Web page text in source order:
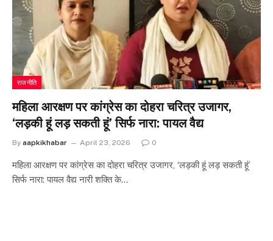
राजनीति
महिला आरक्षण पर कांग्रेस का दोहरा चरित्र उजागर,
‘लड़की हूं लड़ सकती हूं’ सिर्फ नारा: पायल वैद्य
By aapkikhabar April 23, 2026 0
महिला आरक्षण पर कांग्रेस का दोहरा चरित्र उजागर, ‘लड़की हूं लड़ सकती हूं’
सिर्फ नारा: पायल वैद्य नारी शक्ति के…